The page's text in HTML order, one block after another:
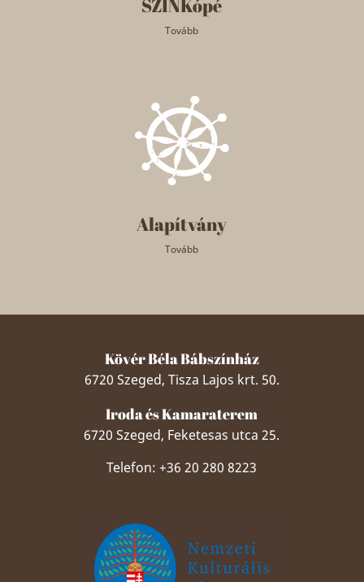
SZINKópé
Tovább
Alapítvány
Tovább
Kövér Béla Bábszínház
6720 Szeged, Tisza Lajos krt. 50.
Iroda és Kamaraterem
6720 Szeged, Feketesas utca 25.
Telefon: +36 20 280 8223